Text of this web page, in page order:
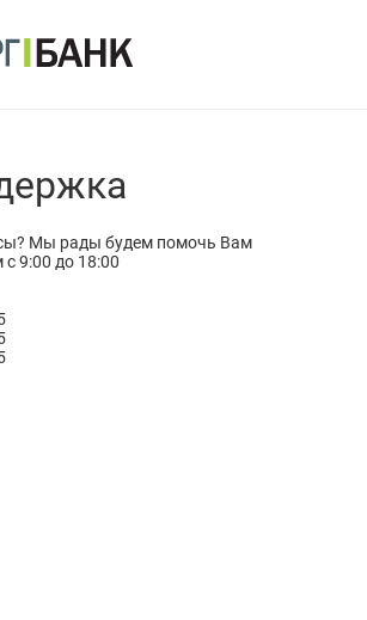
Мы рады будем помочь Вам
9:00 до 18:00